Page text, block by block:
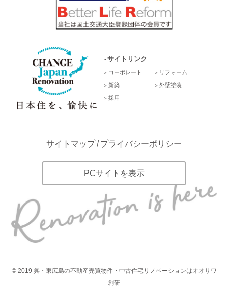
サイトリンク
コーポレート リフォーム
新築 外壁塗装
採用
サイトマップ プライバシーポリシー
PCサイトを表示
© 2019 呉・東広島の不動産売買物件・中古住宅リノベーションはオオサワ
創研